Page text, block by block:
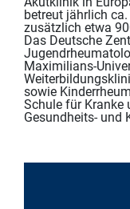
betreut jährlich
zusätzlich etwa
Das Deutsche
Maximilians-
sowie
Schule für Kranke
Gesundheits- und